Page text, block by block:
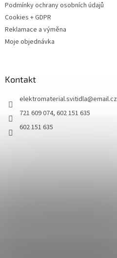
Podmínky ochrany osobních údajů
Cookies + GDPR
Reklamace a výměna
Moje objednávka
Kontakt
elektromaterial.svitidla@email.cz
721 609 074, 602 151 635
602 151 635